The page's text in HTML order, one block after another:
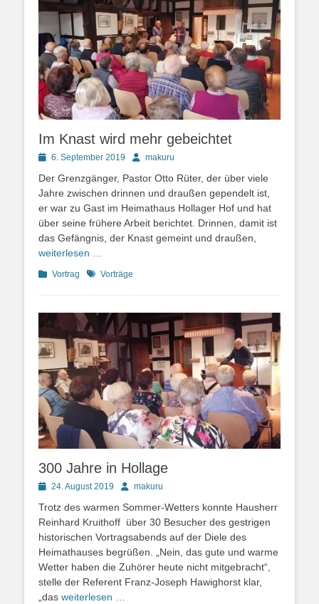
Im Knast wird mehr gebeichtet
Posted6. September 2019 Autormakuru
Der Grenzgänger, Pastor Otto Rüter, der über viele
Jahre zwischen drinnen und draußen gependelt ist,
er war zu Gast im Heimathaus Hollager Hof und hat
über seine frühere Arbeit berichtet. Drinnen, damit ist
das Gefängnis, der Knast gemeint und draußen,
weiterlesen …
Kategorien
Vortrag Schlagworte
Vorträge
300 Jahre in Hollage
Posted24. August 2019 Autormakuru
Trotz des warmen Sommer-Wetters konnte Hausherr
Reinhard Kruithoff über 30 Besucher des gestrigen
historischen Vortragsabends auf der Diele des
Heimathauses begrüßen. „Nein, das gute und warme
Wetter haben die Zuhörer heute nicht mitgebracht“,
stelle der Referent Franz-Joseph Hawighorst klar,
„das weiterlesen …